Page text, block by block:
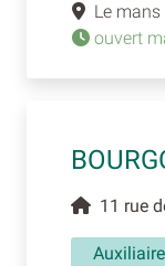
Le mans
ouvert
11 rue